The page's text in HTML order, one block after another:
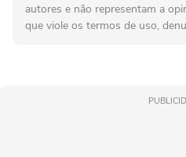
autores e não representam a
que viole os termos de uso,